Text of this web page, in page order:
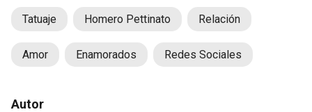
Tatuaje Homero Pettinato Relación
Amor Enamorados Redes Sociales
Autor